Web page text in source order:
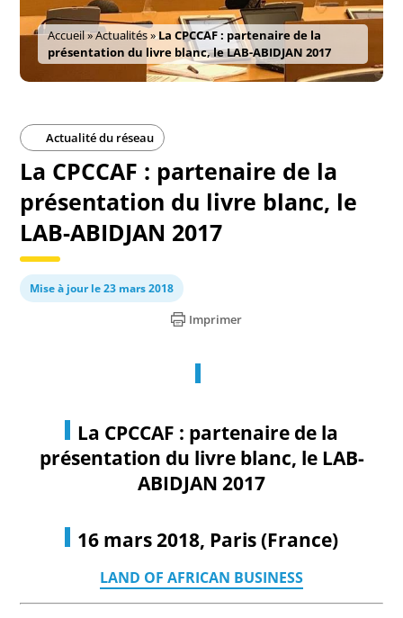
Accueil»Actualités»La CPCCAF : partenaire de la
présentation du livre blanc, le LAB-ABIDJAN 2017
Actualité du réseau
La CPCCAF : partenaire de la
présentation du livre blanc, le
LAB-ABIDJAN 2017
Mise à jour le 23 mars 2018
Imprimer
La CPCCAF : partenaire de la
présentation du livre blanc, le LAB-
ABIDJAN 2017
16 mars 2018, Paris (France)
LAND OF AFRICAN BUSINESS